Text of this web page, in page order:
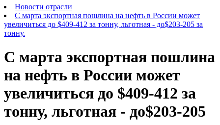
Новости отрасли
С марта экспортная пошлина на нефть в России может
увеличиться до $409-412 за тонну, льготная - до$203-205 за
тонну.
С марта экспортная пошлина
на нефть в России может
увеличиться до $409-412 за
тонну, льготная - до$203-205